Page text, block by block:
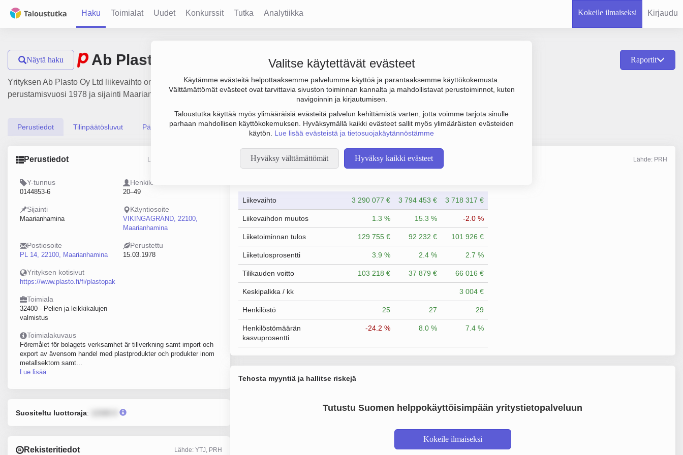
Haku Toimialat Uudet Konkurssit Tutka Analytiikka Kokeile ilmaiseksi Kirjaudu
Valitse käytettävät evästeet
Käytämme evästeitä helpottaaksemme palvelumme käyttöä ja parantaaksemme käyttökokemusta.
Välttämättömät evästeet ovat tarvittavia sivuston toiminnan kannalta ja mahdollistavat perustoiminnot, kuten
navigoinnin ja kirjautumisen.
Taloustutka käyttää myös ylimääräisiä evästeitä palvelun kehittämistä varten, jotta voimme tarjota sinulle
parhaan mahdollisen käyttökokemuksen. Hyväksymällä kaikki evästeet sallit myös ylimääräisten evästeiden
käytön. Lue lisää evästeistä ja tietosuojakäytännöstämme
Hyväksy välttämättömät Hyväksy kaikki evästeet
Näytä haku Ab Plasto Oy Ltd Raportit
Yrityksen Ab Plasto Oy Ltd liikevaihto on 3.7 milj. €, tulos 102 000 € ja henkilöstömäärä 29. Sen päätoimiala on Pelien ja leikkikalujen valmistus,
perustamisvuosi 1978 ja sijainti Maarianhamina. Yrityksen yhtiömuoto Osakeyhtiö (OY).
Perustiedot Tilinpäätösluvut Päättäjätiedot
Perustiedot Lähde: YTJ, PRH, Traficom
Y-tunnus
0144853-6
Henkilöstömäärä
20–49
Sijainti
Maarianhamina
Käyntiosoite
VIKINGAGRÄND, 22100,
Maarianhamina
Postiosoite
PL 14, 22100, Maarianhamina
Perustettu
15.03.1978
Yrityksen kotisivut
https://www.plasto.fi/fi/plastopak
Toimiala
32400 - Pelien ja leikkikalujen
valmistus
Toimialakuvaus
Föremålet för bolagets verksamhet är tillverkning samt import och
export av ävensom handel med plastprodukter och produkter inom
metallsektorn samt...
Lue lisää
Suositeltu luottoraja:
Rekisteritiedot Lähde: YTJ, PRH
Taloustiedot Lähde: PRH
Liikevaihto 3 290 077 € 3 794 453 € 3 718 317 €
Liikevaihdon muutos 1.3 % 15.3 % -2.0 %
Liiketoiminnan tulos 129 755 € 92 232 € 101 926 €
Liiketulosprosentti 3.9 % 2.4 % 2.7 %
Tilikauden voitto 103 218 € 37 879 € 66 016 €
Keskipalkka / kk 3 004 €
Henkilöstö 25 27 29
Henkilöstömäärän
kasvuprosentti
-24.2 % 8.0 % 7.4 %
Tehosta myyntiä ja hallitse riskejä
Tutustu Suomen helppokäyttöisimpään yritystietopalveluun
Kokeile ilmaiseksi